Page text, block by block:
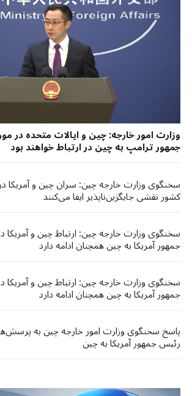
وزارت امور خارجه: چین و ایالات متحده در
جمهور ترامپ به چین در ارتباط خواهند بود
سخنگوی وزارت خارجه چین: سران چین و آمریکا
کشور نقشی جایگزین‌ناپذیر ایفا می‌کنند
سخنگوی وزارت خارجه چین: ارتباط چین و
جمهور آمریکا به چین همچنان ادامه دارد
سخنگوی وزارت خارجه چین: ارتباط چین و
جمهور آمریکا به چین همچنان ادامه دارد
پاسخ سخنگوی وزارت امور خارجه چین به
رئیس جمهور آمریکا به چین